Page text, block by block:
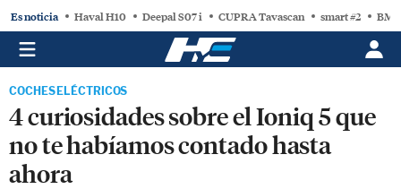
Es noticia Haval H10 Deepal S07 i CUPRA Tavascan smart #2
COCHES ELÉCTRICOS
4 curiosidades sobre el Ioniq 5 que
no te habíamos contado hasta
ahora